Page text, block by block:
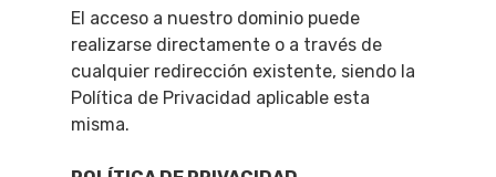
El acceso a nuestro dominio puede
realizarse directamente o a través de
cualquier redirección existente, siendo la
Política de Privacidad aplicable esta
misma.